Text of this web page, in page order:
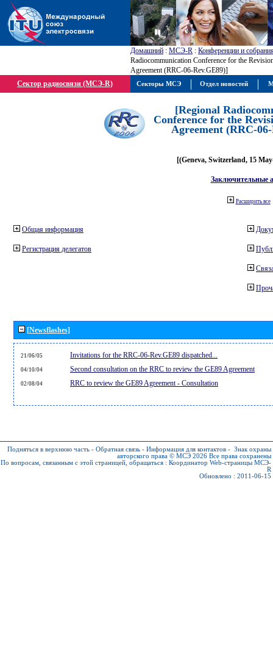
Домашний : МСЭ-R : Конференции и
Radiocommunication Conference for the
Agreement (RRC-06-Rev.GE89)]
Сектор радиосвязи (МСЭ-R)
[Regional
Conference for the
Agreement (RRC-
[(Geneva, Switzerland, 15
Заключительные
Расширить все
Общая информация
Регистрация делегатов
[Newsflashes]
21/06/05 Invitations for the RRC-06-Rev.GE89 dispatched...
04/10/04 Second consultation on the RRC to review the GE89 Agreement
02/08/04 RRC to review the GE89 Agreement - Consultation
Подняться в верхнюю часть - Обратная связь - Информация для контактов - Знак охраны
авторского права © МСЭ 2026 Все права сохранены
По вопросам, связанным с этой страницей, обращаться : Координатор Web-страницы МСЭ-
R
Обновлено : 2011-06-15
Секторы МСЭ Отдел новостей